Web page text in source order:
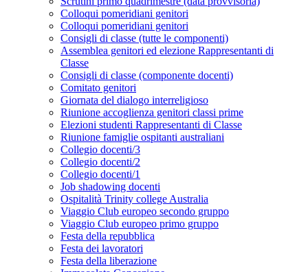
Colloqui pomeridiani genitori
Colloqui pomeridiani genitori
Consigli di classe (tutte le componenti)
Assemblea genitori ed elezione Rappresentanti di
Classe
Consigli di classe (componente docenti)
Comitato genitori
Giornata del dialogo interreligioso
Riunione accoglienza genitori classi prime
Elezioni studenti Rappresentanti di Classe
Riunione famiglie ospitanti australiani
Collegio docenti/3
Collegio docenti/2
Collegio docenti/1
Job shadowing docenti
Ospitalità Trinity college Australia
Viaggio Club europeo secondo gruppo
Viaggio Club europeo primo gruppo
Festa della repubblica
Festa dei lavoratori
Festa della liberazione